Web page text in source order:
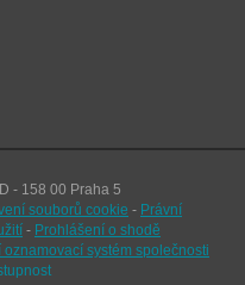
- 158 00 Praha 5
souborů cookie - Právní
- Prohlášení o shodě
oznamovací systém společnosti